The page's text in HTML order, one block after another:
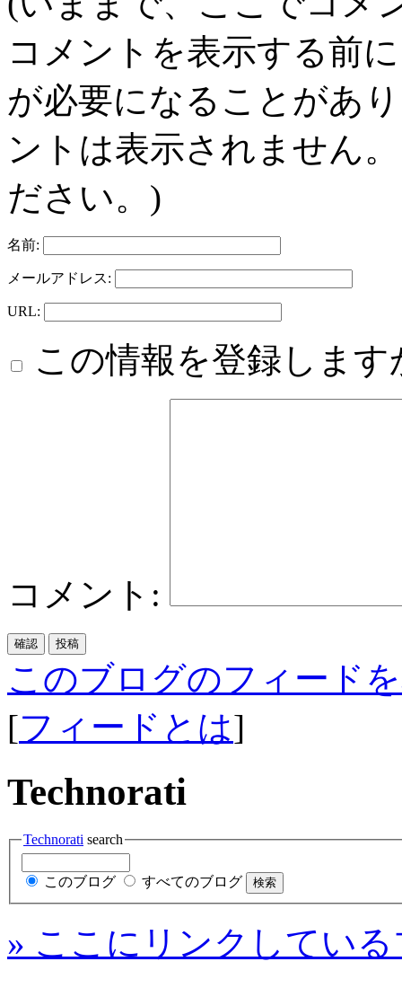
コメントを表示する前
が必要になることがあ
ントは表示されません
ださい。)
名前:
メールアドレス:
URL:
この情報を登録します
コメント:
このブログのフィード
[フィードとは]
Technorati
Technorati search
このブログ すべてのブログ
» ここにリンクしてい